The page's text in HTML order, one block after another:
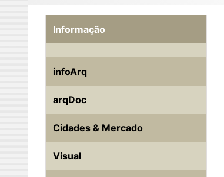
Informação
infoArq
arqDoc
Cidades & Mercado
Visual